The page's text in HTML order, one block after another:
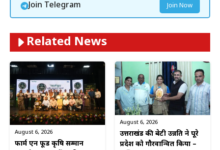
Join Telegram Join Now
Related News
August 6, 2026
फार्म एन फूड कृषि सम्मान
August 6, 2026
उत्तराखंड की बेटी उन्नति ने पूरे
प्रदेश को गौरवान्वित किया –